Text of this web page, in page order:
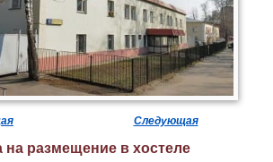
Следующая
на размещение в хостеле